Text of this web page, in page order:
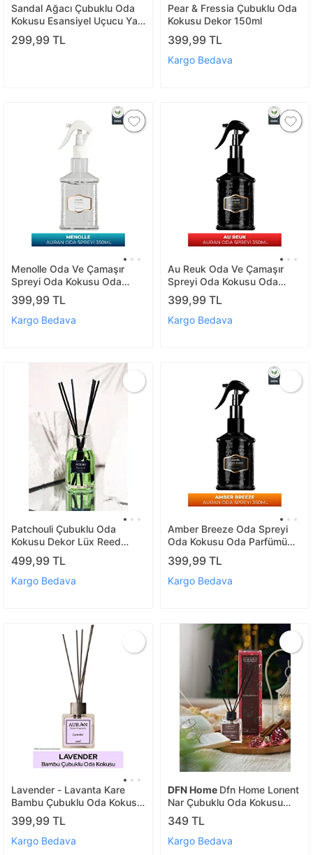
Sandal Ağacı Çubuklu Oda
Kokusu Esansiyel Uçucu Yağ
Sandal Wood 50ml
299,99 TL
Pear & Fressia Çubuklu Oda
Kokusu Dekor 150ml
399,99 TL
Kargo Bedava
Menolle Oda Ve Çamaşır
Spreyi Oda Kokusu Oda
Parfümü Kalıcı Oda Kokusu
Premium Room Spray 350ml
399,99 TL
Kargo Bedava
Au Reuk Oda Ve Çamaşır
Spreyi Oda Kokusu Oda
Parfümü Kalıcı Oda Kokusu
Premium Room Spray 350ml
399,99 TL
Kargo Bedava
Patchouli Çubuklu Oda
Kokusu Dekor Lüx Reed
Diffuser 100ml
499,99 TL
Kargo Bedava
Amber Breeze Oda Spreyi
Oda Kokusu Oda Parfümü
Kalıcı Oda Kokusu Premium
Room Spray 350ml
399,99 TL
Kargo Bedava
Lavender - Lavanta Kare
Bambu Çubuklu Oda Kokusu
100ml
399,99 TL
Kargo Bedava
DFN Home Dfn Home Lorıent
Nar Çubuklu Oda Kokusu
100 Ml
349 TL
Kargo Bedava